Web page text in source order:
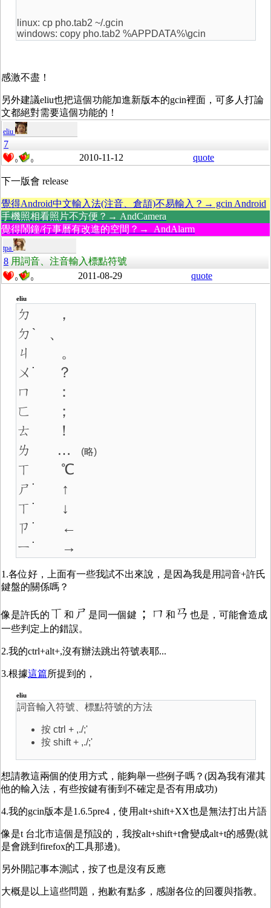
linux: cp pho.tab2 ~/.gcin
windows: copy pho.tab2 %APPDATA%\gcin
感激不盡！
另外建議eliu也把這個功能加進新版本的gcin裡面，可多人打論
文都絕對需要這個功能的！
eliu
7
0 0 2010-11-12 quote
下一版會 release
覺得Android中文輸入法(注音、倉頡)不易輸入？→ gcin Android
手機照相看照片不方便？→ AndCamera
覺得鬧鐘/行事曆有改進的空間？→ AndAlarm
tpa
8 用詞音、注音輸入標點符號
0 0 2011-08-29 quote
eliu
ㄉ ，
ㄉˋ 、
ㄐ 。
ㄨ˙ ？
ㄇ ：
ㄈ ；
ㄊ ！
ㄌ …
(略)
ㄒ ℃
ㄕ˙ ↑
ㄒ˙ ↓
ㄗ˙ ←
ㄧ˙ →
1.各位好，上面有一些我試不出來說，是因為我是用詞音+許氏
鍵盤的關係嗎？
像是許氏的 ㄒ 和 ㄕ 是同一個鍵 ；ㄇ 和 ㄢ 也是，可能會造成
一些判定上的錯誤。
2.我的ctrl+alt+,沒有辦法跳出符號表耶...
3.根據這篇所提到的，
eliu
詞音輸入符號、標點符號的方法
按 ctrl + ,./;'
按 shift + ,./;'
想請教這兩個的使用方式，能夠舉一些例子嗎？(因為我有灌其
他的輸入法，有些按鍵有衝到不確定是否有用成功)
4.我的gcin版本是1.6.5pre4，使用alt+shift+XX也是無法打出片語
像是t 台北市這個是預設的，我按alt+shift+t會變成alt+t的感覺(就
是會跳到firefox的工具那邊)。
另外開記事本測試，按了也是沒有反應
大概是以上這些問題，抱歉有點多，感謝各位的回覆與指教。